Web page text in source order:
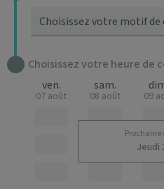
Choisissez votre motif
Choisissez votre heure de
Jeudi
ven.
07 août
sam.
08 août 09